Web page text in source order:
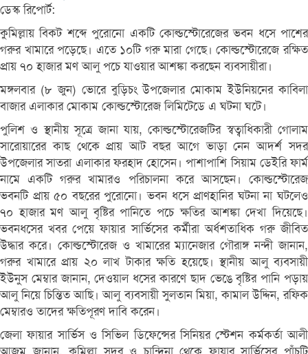
ডেস্ক রিপোর্ট:
কুমিল্লায় বিকট শব্দে পুরোনো একটি কোল্ডস্টোরেজের ভবন ধসে পাশের
গরুর খামারে পড়েছে। এতে ১০টি গরু মারা গেছে। কোল্ডস্টোরেজে রক্ষিত
প্রায় ৭০ হাজার মণ আলু পচে যাওয়ার আশঙ্কা করছেন ব্যবসায়ীরা।
মঙ্গলবার (৮ জুন) ভোরে বুড়িচং উপজেলার মোকাম ইউনিয়নের কাবিলা
বাজার এলাকার মোকাম কোল্ডস্টোরেজ লিমিটেডে এ ঘটনা ঘটে।
পুলিশ ও স্থানীয় সূত্রে জানা যায়, কোল্ডস্টোরেজটির স্বত্বাধিকারী গোলাম
সারোয়ারের কাছ থেকে প্রায় আট বছর আগে ভাড়া নেন আদর্শ সদর
উপজেলার সাতরা এলাকার ফরহাদ হোসেন। পাশাপাশি সিয়াম ডেইরি ফার্ম
নামে একটি গরুর খামারও পরিচালনা করে আসছেন। কোল্ডস্টোরেজ
ভবনটি প্রায় ৫০ বছরের পুরোনো। ভবন ধসে প্রাণহানির ঘটনা না ঘটলেও
৭০ হাজার মণ আলু বৃষ্টির পানিতে পচে ক্ষতির আশঙ্কা দেখা দিয়েছে।
ভবনধসের খবর পেয়ে ফায়ার সার্ভিসের কর্মীরা অর্ধশতাধিক গরু জীবিত
উদ্ধার করে। কোল্ডস্টোরেজ ও খামারের ম্যানেজার গৌরাঙ্গ নন্দী জানান,
গরুর খামারে প্রায় ২০ লাখ টাকার ক্ষতি হয়েছে। স্থানীয় আলু ব্যবসায়ী
ইউনুস মেম্বার জানান, দেওয়াল ধসের কারণে ছাদ ভেঙে বৃষ্টির পানি পড়ায়
আলু নিয়ে চিন্তিত আছি। আলু ব্যবসায়ী সুলতান মিয়া, কামাল উদ্দিন, রফিক
মেম্বারও তাদের ক্ষতিপূরণ দাবি করেন।
জেলা ফায়ার সার্ভিস ও সিভিল ডিফেন্সের সিনিয়র স্টেশন কর্মকর্তা আলী